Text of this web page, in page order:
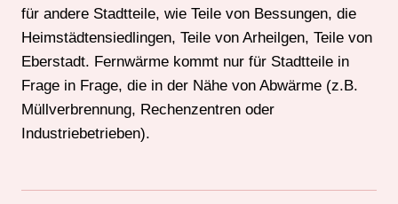
für andere Stadtteile, wie Teile von Bessungen, die
Heimstädtensiedlingen, Teile von Arheilgen, Teile von
Eberstadt. Fernwärme kommt nur für Stadtteile in
Frage in Frage, die in der Nähe von Abwärme (z.B.
Müllverbrennung, Rechenzentren oder
Industriebetrieben).